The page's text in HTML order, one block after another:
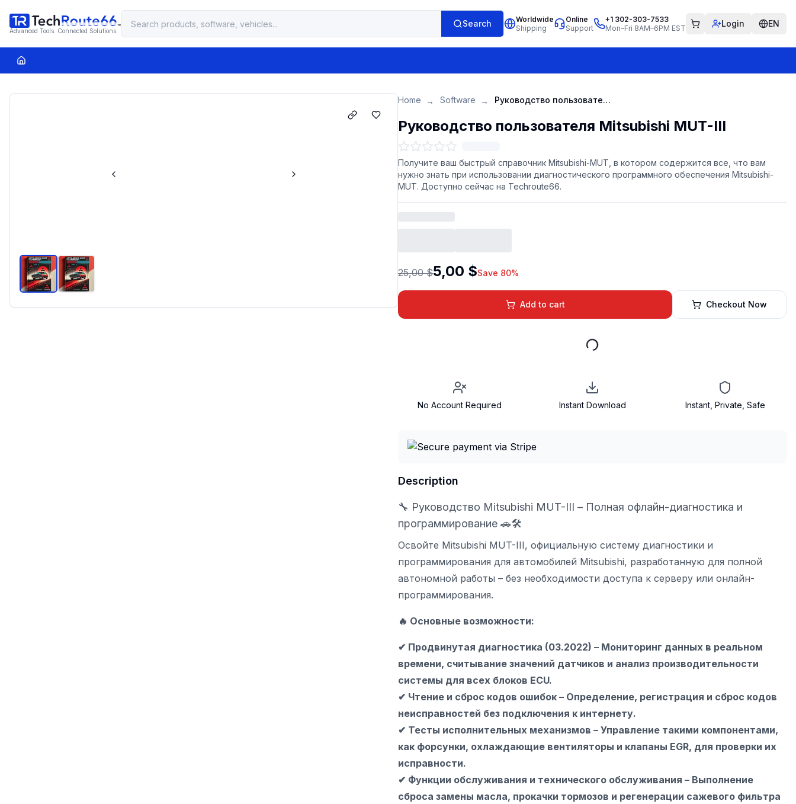
Advanced Tools. Connected Solutions.
Search
Worldwide
Shipping
Online
Support
+1 302-303-7533
Mon–Fri 8AM–6PM EST
Login EN
Home → Software → Руководство пользователя Mitsubishi MUT-III
Руководство пользователя Mitsubishi MUT-III
Получите ваш быстрый справочник Mitsubishi-MUT, в котором содержится все, что вам
нужно знать при использовании диагностического программного обеспечения Mitsubishi-
MUT. Доступно сейчас на Techroute66.
25,00 $5,00 $Save 80%
Add to cart Checkout Now
No Account Required Instant Download Instant, Private, Safe
Description
🔧 Руководство Mitsubishi MUT-III – Полная офлайн-диагностика и
программирование 🚗🛠
Освойте Mitsubishi MUT-III, официальную систему диагностики и
программирования для автомобилей Mitsubishi, разработанную для полной
автономной работы – без необходимости доступа к серверу или онлайн-
программирования.
🔥 Основные возможности:
✔ Продвинутая диагностика (03.2022) – Мониторинг данных в реальном
времени, считывание значений датчиков и анализ производительности
системы для всех блоков ECU.
✔ Чтение и сброс кодов ошибок – Определение, регистрация и сброс кодов
неисправностей без подключения к интернету.
✔ Тесты исполнительных механизмов – Управление такими компонентами,
как форсунки, охлаждающие вентиляторы и клапаны EGR, для проверки их
исправности.
✔ Функции обслуживания и технического обслуживания – Выполнение
сброса замены масла, прокачки тормозов и регенерации сажевого фильтра